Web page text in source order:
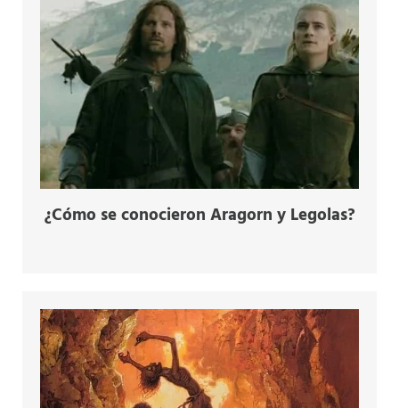
¿Cómo se conocieron Aragorn y Legolas?